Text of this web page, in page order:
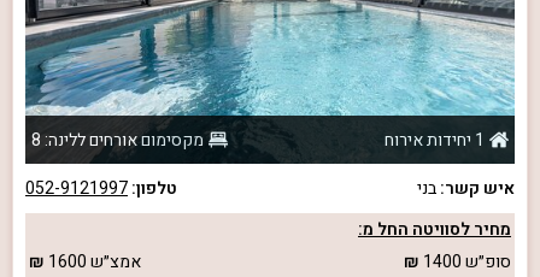
1 יחידות אירוח
מקסימום אורחים ללינה: 8
איש קשר:בני טלפון:052-9121997
מחיר לסוויטה החל מ:
סופ״ש1400 אמצ״ש1600